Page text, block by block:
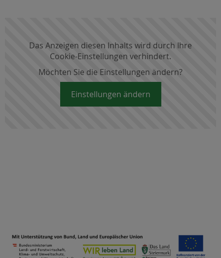
Das Anzeigen diesen Inhalts wird durch Ihre
Cookie-Einstellungen verhindert.
Möchten Sie die Einstellungen ändern?
Einstellungen ändern